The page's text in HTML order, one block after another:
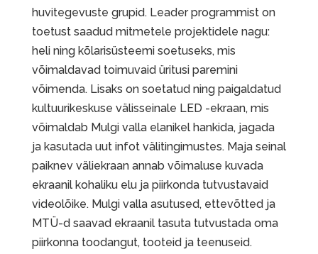
huvitegevuste grupid. Leader programmist on
toetust saadud mitmetele projektidele nagu:
heli ning kõlarisüsteemi soetuseks, mis
võimaldavad toimuvaid üritusi paremini
võimenda. Lisaks on soetatud ning paigaldatud
kultuurikeskuse välisseinale LED -ekraan, mis
võimaldab Mulgi valla elanikel hankida, jagada
ja kasutada uut infot välitingimustes. Maja seinal
paiknev väliekraan annab võimaluse kuvada
ekraanil kohaliku elu ja piirkonda tutvustavaid
videolõike. Mulgi valla asutused, ettevõtted ja
MTÜ-d saavad ekraanil tasuta tutvustada oma
piirkonna toodangut, tooteid ja teenuseid.